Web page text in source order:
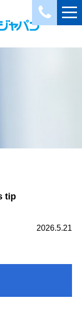
tip
2026.5.21